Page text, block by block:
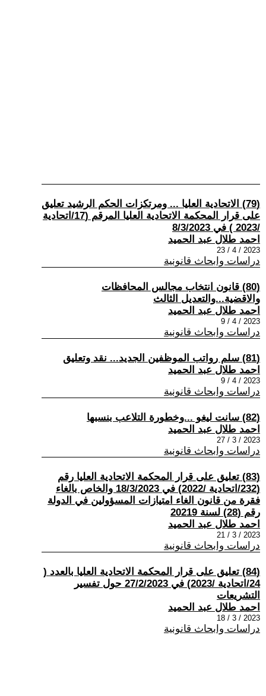
(79) الاتحادية العليا ... ومرتكزات الحكم الرشيد تعليق
على قرار المحكمة الاتحادية العليا المرقم (17/اتحادية
/2023 ) في 8/3/2023
احمد طلال عبد الحميد
2023 / 4 / 23
دراسات وابحاث قانونية
(80) قانون انتخاب مجالس المحافظات
والاقضية...والتعديل الثالث
احمد طلال عبد الحميد
2023 / 4 / 9
دراسات وابحاث قانونية
(81) سلم رواتب الموظفين الجديد... نقد وتعليق
احمد طلال عبد الحميد
2023 / 4 / 9
دراسات وابحاث قانونية
(82) سانت ليغو ...وخطورة التلاعب بنسبها
احمد طلال عبد الحميد
2023 / 3 / 27
دراسات وابحاث قانونية
(83) تعليق على قرار المحكمة الاتحادية العليا رقم
(232/اتحادية /2022) في 18/3/2023 والخاص بالغاء
فقرة من قانون الغاء امتيازات المسؤولين في الدولة
رقم (28) لسنة 20219
احمد طلال عبد الحميد
2023 / 3 / 21
دراسات وابحاث قانونية
(84) تعليق على قرار المحكمة الاتحادية العليا بالعدد (
24/اتحادية /2023) في 27/2/2023 حول تفسير
التشريعات
احمد طلال عبد الحميد
2023 / 3 / 18
دراسات وابحاث قانونية